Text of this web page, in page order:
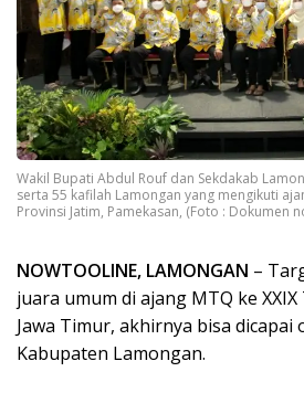
Wakil Bupati Abdul Rouf dan Sekdakab
serta 55 kafilah Lamongan yang mengikuti
Provinsi Jatim, Pamekasan, (Foto : Dokumen
NOWTOOLINE, LAMONGAN –
juara umum di ajang MTQ ke
Jawa Timur, akhirnya bisa dicapai
Kabupaten Lamongan.